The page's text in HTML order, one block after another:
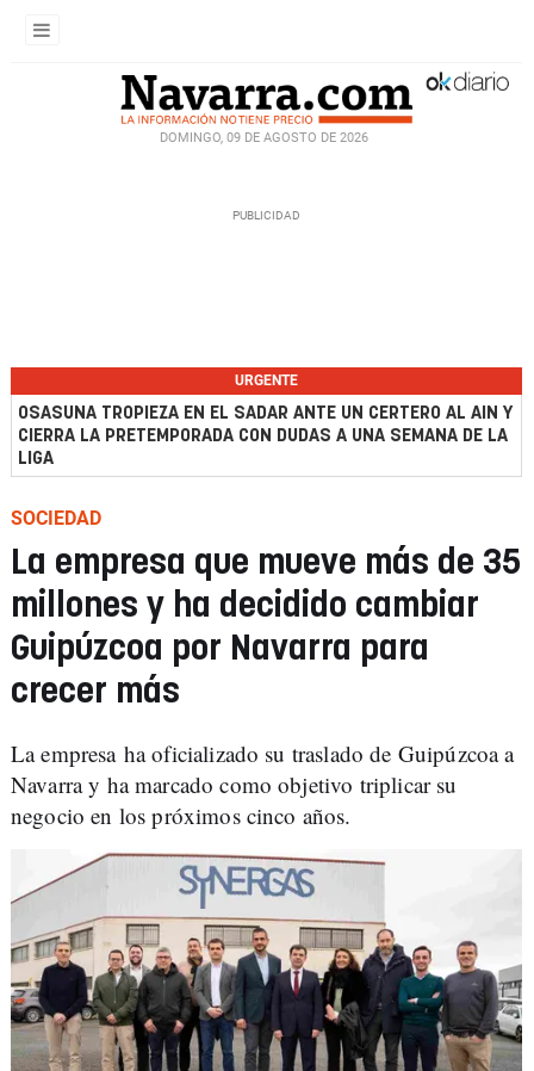
DOMINGO, 09 DE AGOSTO DE 2026
URGENTE
OSASUNA TROPIEZA EN EL SADAR ANTE UN CERTERO AL AIN Y
CIERRA LA PRETEMPORADA CON DUDAS A UNA SEMANA DE LA
LIGA
SOCIEDAD
La empresa que mueve más de 35
millones y ha decidido cambiar
Guipúzcoa por Navarra para
crecer más
La empresa ha oficializado su traslado de Guipúzcoa a
Navarra y ha marcado como objetivo triplicar su
negocio en los próximos cinco años.